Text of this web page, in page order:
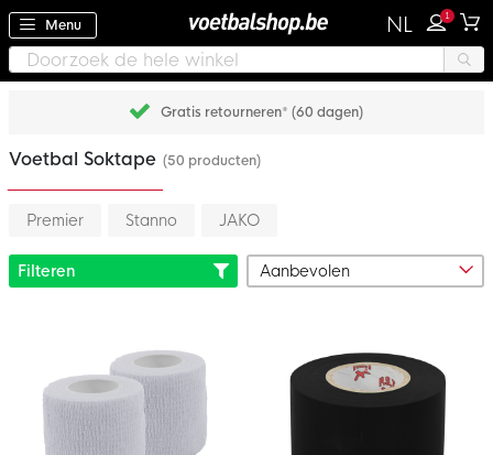
Menu NL 1
Achteraf betalen met Klarna
Voetbal Soktape (50 producten)
Premier Stanno JAKO
Filteren